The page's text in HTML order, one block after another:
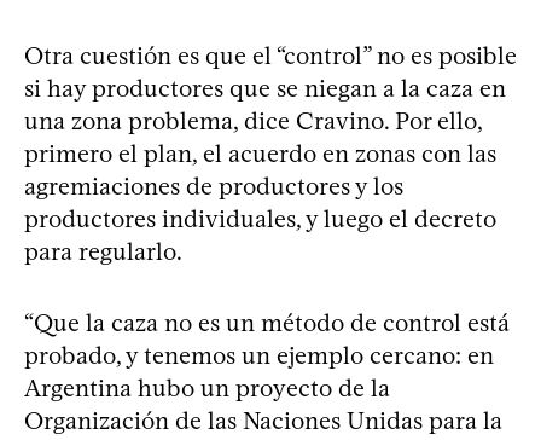
Otra cuestión es que el “control” no es posible
si hay productores que se niegan a la caza en
una zona problema, dice Cravino. Por ello,
primero el plan, el acuerdo en zonas con las
agremiaciones de productores y los
productores individuales, y luego el decreto
para regularlo.
“Que la caza no es un método de control está
probado, y tenemos un ejemplo cercano: en
Argentina hubo un proyecto de la
Organización de las Naciones Unidas para la